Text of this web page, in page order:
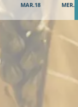
MAR.18 MER.19